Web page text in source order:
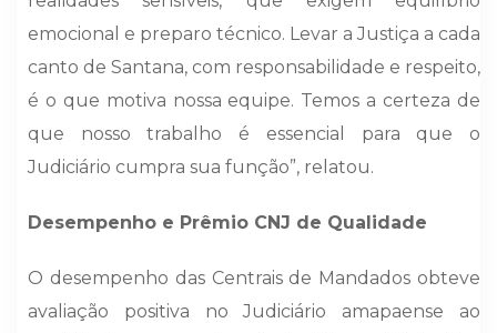
emocional e preparo técnico. Levar a Justiça a cada
canto de Santana, com responsabilidade e respeito,
é o que motiva nossa equipe. Temos a certeza de
que nosso trabalho é essencial para que o
Judiciário cumpra sua função”, relatou.
Desempenho e Prêmio CNJ de Qualidade
O desempenho das Centrais de Mandados obteve
avaliação positiva no Judiciário amapaense ao